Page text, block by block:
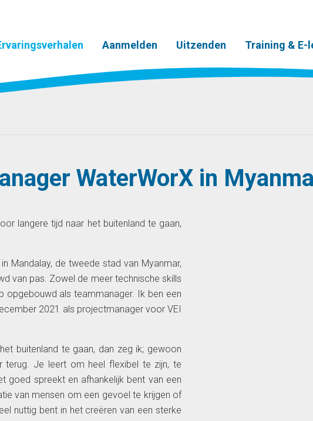
Aanmelden Uitzenden Training & E-
WaterWorX in
langere tijd naar het buitenland te gaan,
Mandalay, de tweede stad van Myanmar,
van pas. Zowel de meer technische skills
opgebouwd als teammanager. Ik ben een
2021 als projectmanager voor VEI
buitenland te gaan, dan zeg ik; gewoon
Je leert om heel flexibel te zijn, te
goed spreekt en afhankelijk bent van een
van mensen om een gevoel te krijgen of
nuttig bent in het creëren van een sterke